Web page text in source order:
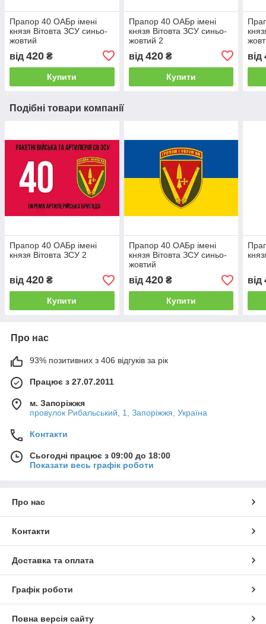
Прапор 40 ОАБр імені
князя Вітовта ЗСУ синьо-
жовтий
від 420 ₴
Купити
Прапор 40 ОАБр імені
князя Вітовта ЗСУ синьо-
жовтий 2
від 420₴
Купити
від
Подібні товари компанії
Прапор 40 ОАБр імені
князя Вітовта ЗСУ 2
від 420 ₴
Купити
Прапор 40 ОАБр імені
князя Вітовта ЗСУ синьо-
жовтий
від 420₴
Купити
від
Про нас
93% позитивних з 406 відгуків за рік
Працює з 27.07.2011
м. Запоріжжя
провулок Рибальський, 1, Запоріжжя, Україна
Контакти
Сьогодні працює з 09:00 до 18:00
Показати весь графік роботи
Про нас
Контакти
Доставка та оплата
Графік роботи
Повна версія сайту